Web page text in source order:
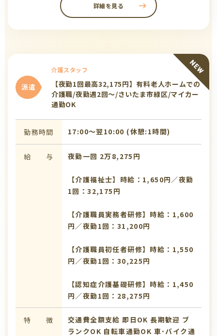
詳細を見る
派遣
介護スタッフ
【夜勤1回最高32,175円】有料老人ホームでの
介護職/夜勤週2回～/さいたま市緑区/マイカー
通勤OK
勤務時間 17:00〜翌10:00 (休憩:1時間)
給 与 夜勤一回 2万8,275円
【介護福祉士】時給：1,650円／夜勤
1回：32,175円
【介護職員実務者研修】時給：1,600
円／夜勤1回：31,200円
【介護職員初任者研修】時給：1,550
円／夜勤1回：30,225円
【認知症介護基礎研修】時給：1,450
円／夜勤1回：28,275円
特 徴 交通費全額支給 即日OK 長期歓迎 ブ
ランクOK 自転車通勤OK 車･バイク通